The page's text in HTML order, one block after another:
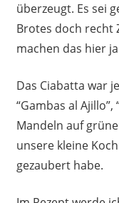
überzeugt. Es sei
Brotes doch recht
machen das hier
Das Ciabatta war
“Gambas al
Mandeln auf
unsere kleine
gezaubert habe.